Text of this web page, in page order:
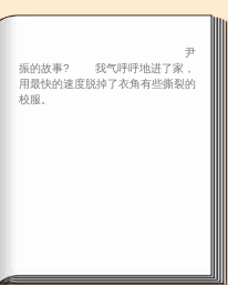
尹
振的故事? 我气呼呼地进了家，
用最快的速度脱掉了衣角有些撕裂的
校服。